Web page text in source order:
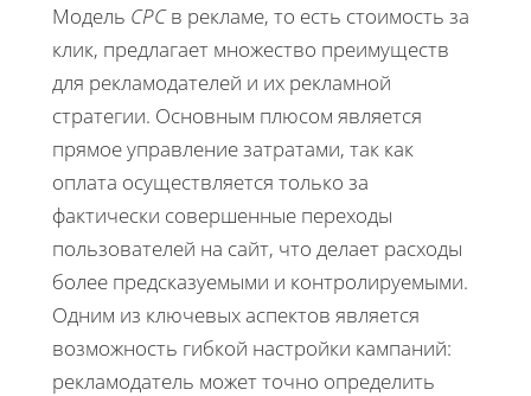
Модель CPCв рекламе, то есть стоимость за
клик, предлагает множество преимуществ
для рекламодателей и их рекламной
стратегии. Основным плюсом является
прямое управление затратами, так как
оплата осуществляется только за
фактически совершенные переходы
пользователей на сайт, что делает расходы
более предсказуемыми и контролируемыми.
Одним из ключевых аспектов является
возможность гибкой настройки кампаний:
рекламодатель может точно определить